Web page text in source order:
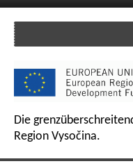
Die
Region Vysočina.